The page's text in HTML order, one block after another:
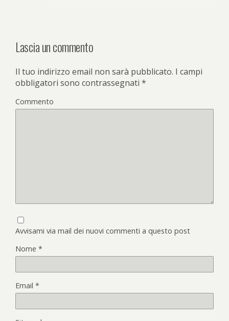
Lascia un commento
Il tuo indirizzo email non sarà pubblicato. I campi
obbligatori sono contrassegnati *
Commento
Avvisami via mail dei nuovi commenti a questo post
Nome *
Email *